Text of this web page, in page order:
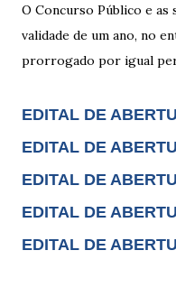
O Concurso Público e
validade de um ano, no
prorrogado por igual
EDITAL DE
EDITAL DE
EDITAL DE
EDITAL DE
EDITAL DE